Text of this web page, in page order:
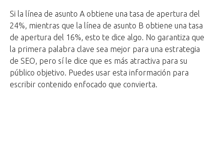
Si la línea de asunto A obtiene una tasa de apertura del
24%, mientras que la línea de asunto B obtiene una tasa
de apertura del 16%, esto te dice algo. No garantiza que
la primera palabra clave sea mejor para una estrategia
de SEO, pero sí le dice que es más atractiva para su
público objetivo. Puedes usar esta información para
escribir contenido enfocado que convierta.